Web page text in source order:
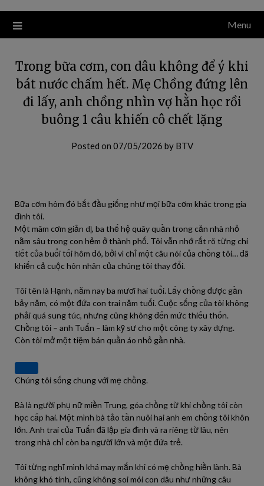
Menu
Trong bữa cơm, con dâu không để ý khi
bát nước chấm hết. Mẹ Chồng đứng lên
đi lấy, anh chồng nhìn vợ hằn học rồi
buông 1 câu khiến cô chết lặng
Posted on 07/05/2026 by BTV
Bữa cơm hôm đó bắt đầu giống như mọi bữa cơm khác trong gia
đình tôi.
Một mâm cơm giản dị, ba thế hệ quây quần trong căn nhà nhỏ
nằm sâu trong con hẻm ở thành phố. Tôi vẫn nhớ rất rõ từng chi
tiết của buổi tối hôm đó, bởi vì chỉ một câu nói của chồng tôi… đã
khiến cả cuộc hôn nhân của chúng tôi thay đổi.
Tôi tên là Hạnh, năm nay ba mươi hai tuổi. Lấy chồng được gần
bảy năm, có một đứa con trai năm tuổi. Cuộc sống của tôi không
phải quá sung túc, nhưng cũng không đến mức thiếu thốn.
Chồng tôi – anh Tuấn – làm kỹ sư cho một công ty xây dựng.
Còn tôi mở một tiệm bán quần áo nhỏ gần nhà.
Chúng tôi sống chung với mẹ chồng.
Bà là người phụ nữ miền Trung, góa chồng từ khi chồng tôi còn
học cấp hai. Một mình bà tảo tần nuôi hai anh em chồng tôi khôn
lớn. Anh trai của Tuấn đã lập gia đình và ra riêng từ lâu, nên
trong nhà chỉ còn ba người lớn và một đứa trẻ.
Tôi từng nghĩ mình khá may mắn khi có mẹ chồng hiền lành. Bà
không khó tính, cũng không soi mói con dâu như những câu